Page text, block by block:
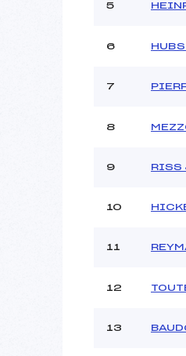
Pénalité
5
6
7
8
9 RISS
10
11
12
13